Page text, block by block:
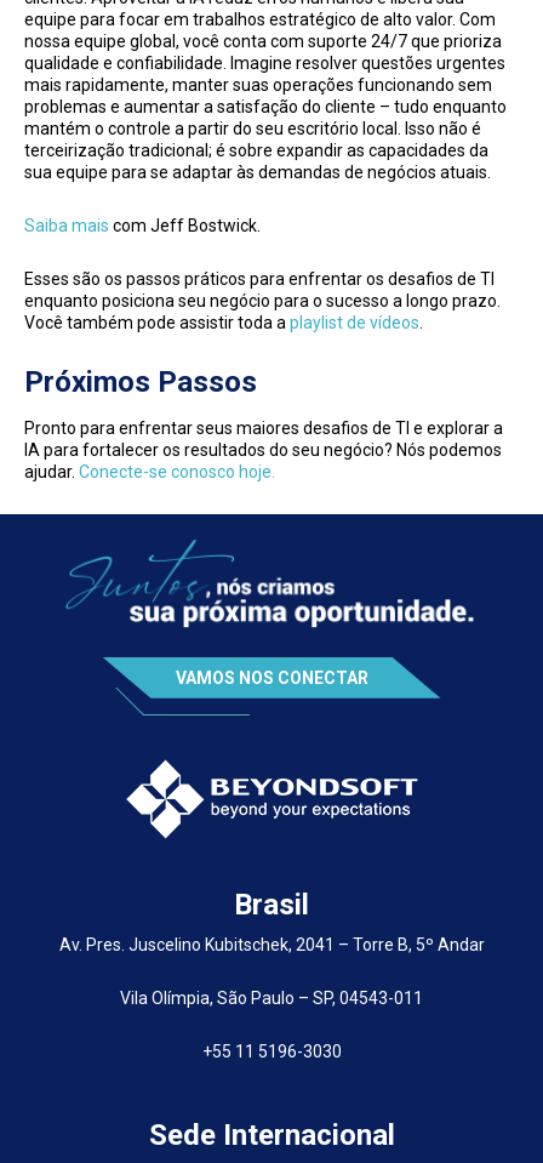
equipe para focar em trabalhos estratégico de alto valor. Com
nossa equipe global, você conta com suporte 24/7 que prioriza
qualidade e confiabilidade. Imagine resolver questões urgentes
mais rapidamente, manter suas operações funcionando sem
problemas e aumentar a satisfação do cliente – tudo enquanto
mantém o controle a partir do seu escritório local. Isso não é
terceirização tradicional; é sobre expandir as capacidades da
sua equipe para se adaptar às demandas de negócios atuais.
Saiba mais com Jeff Bostwick.
Esses são os passos práticos para enfrentar os desafios de TI
enquanto posiciona seu negócio para o sucesso a longo prazo.
Você também pode assistir toda a playlist de vídeos
Próximos Passos
Pronto para enfrentar seus maiores desafios de TI e explorar a
IA para fortalecer os resultados do seu negócio? Nós podemos
ajudar. Conecte-se conosco hoje.
VAMOS NOS CONECTAR
Brasil
Av. Pres. Juscelino Kubitschek, 2041 – Torre B, 5º Andar
Vila Olímpia, São Paulo – SP, 04543-011
+55 11 5196-3030
Sede Internacional